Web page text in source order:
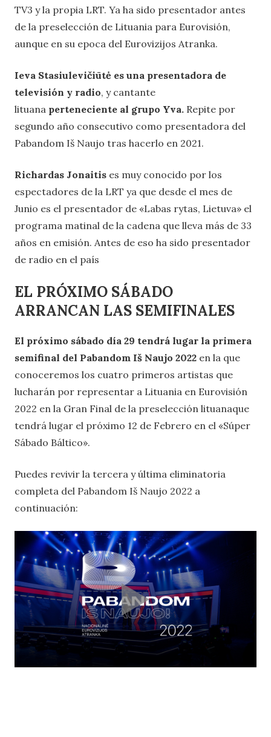
TV3 y la propia LRT. Ya ha sido presentador antes
de la preselección de Lituania para Eurovisión,
aunque en su epoca del Eurovizijos Atranka.
Ieva Stasiulevičiūtė es una presentadora de
televisión y radio, y cantante
lituana perteneciente al grupo Yva. Repite por
segundo año consecutivo como presentadora del
Pabandom Iš Naujo tras hacerlo en 2021.
Richardas Jonaitis es muy conocido por los
espectadores de la LRT ya que desde el mes de
Junio es el presentador de «Labas rytas, Lietuva» el
programa matinal de la cadena que lleva más de 33
años en emisión. Antes de eso ha sido presentador
de radio en el país
EL PRÓXIMO SÁBADO
ARRANCAN LAS SEMIFINALES
El próximo sábado día 29 tendrá lugar la primera
semifinal del Pabandom Iš Naujo 2022 en la que
conoceremos los cuatro primeros artistas que
lucharán por representar a Lituania en Eurovisión
2022 en la Gran Final de la preselección lituanaque
tendrá lugar el próximo 12 de Febrero en el «Súper
Sábado Báltico».
Puedes revivir la tercera y última eliminatoria
completa del Pabandom Iš Naujo 2022 a
continuación: